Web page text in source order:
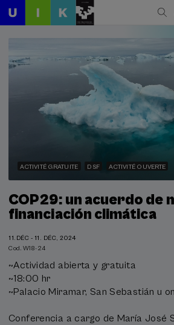
ACTIVITÉ GRATUITE DSF ACTIVITÉ OUVERTE
COP29: un acuerdo de
financiación climática
11.DÉC - 11. DÉC, 2024
Cod. W18-24
~Actividad abierta y gratuita
~18:00 hr
~Palacio Miramar, San Sebastián u
Conferencia a cargo de María José